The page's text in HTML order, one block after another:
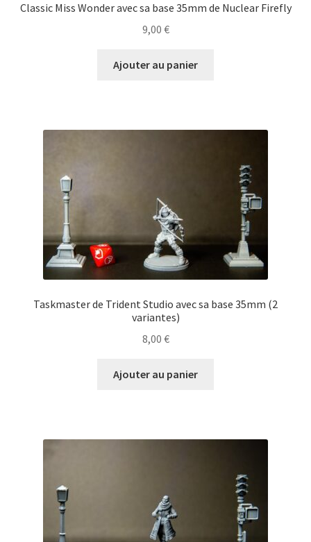
Classic Miss Wonder avec sa base 35mm de Nuclear Firefly
9,00 €
Ajouter au panier
Taskmaster de Trident Studio avec sa base 35mm (2
variantes)
8,00 €
Ajouter au panier